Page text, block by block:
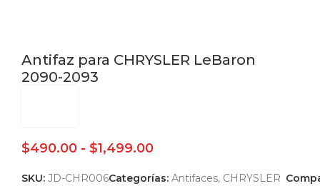
Antifaz para CHRYSLER LeBaron
2090-2093
$490.00 - $1,499.00
SKU: JD-CHR006Categorías: Antifaces, CHRYSLER